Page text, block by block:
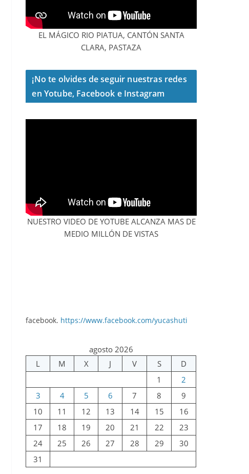
EL MÁGICO RIO PIATUA, CANTÓN SANTA
CLARA, PASTAZA
¡No te olvides de seguir nuestras redes
en Yotube, Facebook e Instagram
NUESTRO VIDEO DE YOTUBE ALCANZA MAS DE
MEDIO MILLÓN DE VISTAS
facebook. https://www.facebook.com/yucashuti
agosto 2026
L
M X J V S
D
1
2
3
4 5 6 7 8
9
10
11 12 13 14 15
16
17
18 19 20 21 22
23
24
25 26 27 28 29
30
31